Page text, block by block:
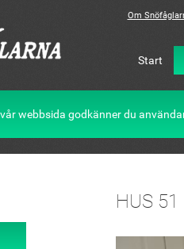
Om
Start
webbsida godkänner du
HUS 51